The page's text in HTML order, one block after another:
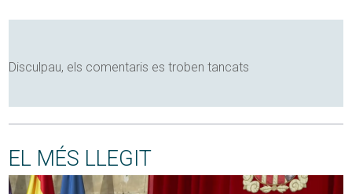
Disculpau, els comentaris es troben tancats
EL MÉS LLEGIT